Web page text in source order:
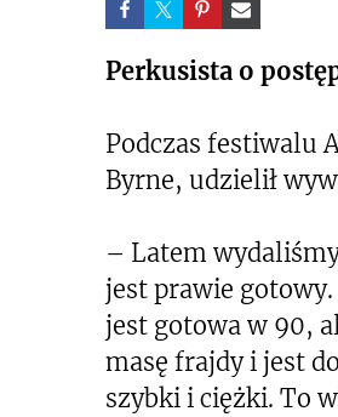
Perkusista o
Podczas festiwalu
Byrne, udzielił
– Latem
jest prawie
jest gotowa w 90,
masę frajdy i jest
szybki i ciężki. To